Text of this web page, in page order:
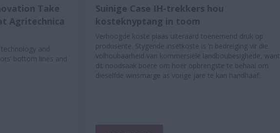
Take
Agritechnica
and
bottom lines and
Suinige Case IH-trekkers hou
kosteknyptang in toom
Verhoogde koste plaas uiteraard toenemend druk op
produsente. Stygende insetkoste is ’n bedreiging vir die
volhoubaarheid van kommersiële landboubesighede, want
dit noodsaak boere om hoër opbrengste te behaal om
dieselfde winsmarge as vorige jare te kan handhaaf.